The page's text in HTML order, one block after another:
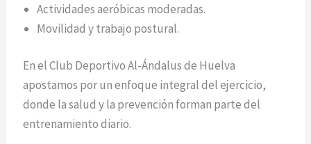
Actividades aeróbicas moderadas.
Movilidad y trabajo postural.
En el Club Deportivo Al-Ándalus de Huelva
apostamos por un enfoque integral del ejercicio,
donde la salud y la prevención forman parte del
entrenamiento diario.